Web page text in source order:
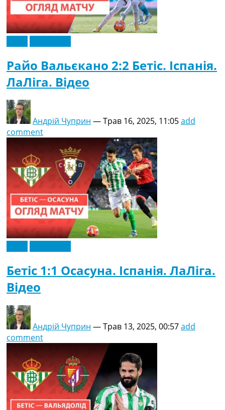
Райо Вальєкано 2:2 Бетіс. Іспанія.
ЛаЛіга. Відео
Андрій Чуприн —Трав 16, 2025, 11:05add
comment
Бетіс 1:1 Осасуна. Іспанія. ЛаЛіга.
Відео
Андрій Чуприн —Трав 13, 2025, 00:57add
comment